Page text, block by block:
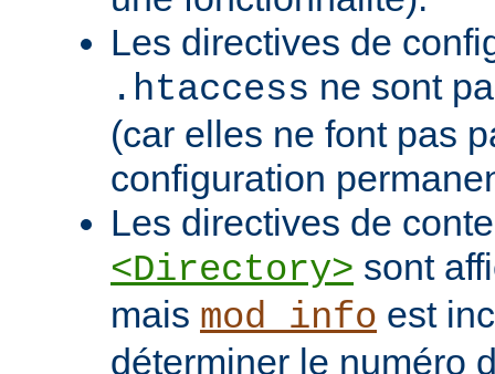
Les directives de
.htaccess ne sont
(car elles ne font pas
configuration
Les directives de
<Directory> sont
mais mod_info est
déterminer le numéro